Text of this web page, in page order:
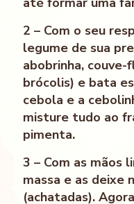
2 – Com o seu
legume de sua
abobrinha,
brócolis) e bata
cebola e a
misture tudo ao
pimenta.
3 – Com as mãos
massa e as deixe
(achatadas).